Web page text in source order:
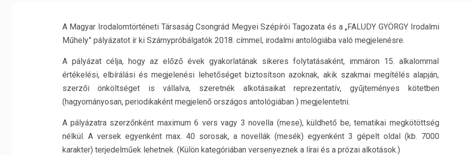
A Magyar Irodalomtörténeti Társaság Csongrád Megyei Szépírói Tagozata és a „FALUDY GYÖRGY Irodalmi
Műhely” pályázatot ír ki Szárnypróbálgatók 2018. címmel, irodalmi antológiába való megjelenésre.
A pályázat célja, hogy az előző évek gyakorlatának sikeres folytatásaként, immáron 15. alkalommal
értékelési, elbírálási és megjelenési lehetőséget biztosítson azoknak, akik szakmai megítélés alapján,
szerzői önköltséget is vállalva, szeretnék alkotásaikat reprezentatív, gyűjteményes kötetben
(hagyományosan, periodikaként megjelenő országos antológiában ) megjelentetni.
A pályázatra szerzőnként maximum 6 vers vagy 3 novella (mese), küldhető be, tematikai megkötöttség
nélkül. A versek egyenként max. 40 sorosak, a novellák (mesék) egyenként 3 gépelt oldal (kb. 7000
karakter) terjedelműek lehetnek. (Külön kategóriában versenyeznek a lírai és a prózai alkotások.)